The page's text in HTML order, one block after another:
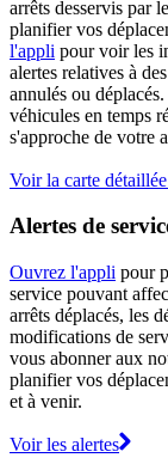
arrêts desservis par
planifier vos
l'appli pour voir les
alertes relatives à
annulés ou
véhicules en temps
s'approche de votre
Voir la carte
Alertes de
Ouvrez l'appli pour
service pouvant
arrêts déplacés, les
modifications de
vous abonner aux
planifier vos
et à venir.
Voir les alertes